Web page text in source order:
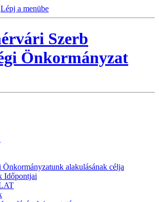
Lépj a menübe
Szerb
Önkormányzat
Önkormányzatunk alakulásának célja
Időpontjai